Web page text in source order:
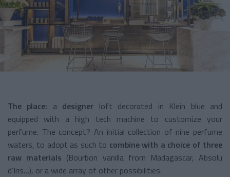
The place: a designer loft decorated in Klein blue and
equipped with a high tech machine to customize your
perfume. The concept? An initial collection of nine perfume
waters, to adopt as such to combine with a choice of three
raw materials (Bourbon vanilla from Madagascar, Absolu
d’Iris…), or a wide array of other possibilities.